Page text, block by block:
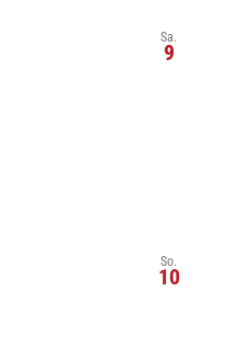
Sa.
9
So.
10